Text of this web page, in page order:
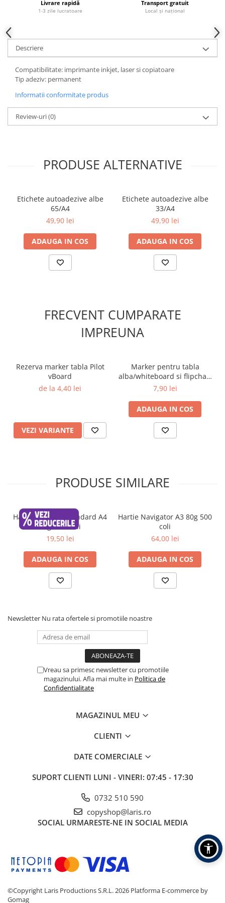
Livrare rapidă
1-3 zile lucratoare
Transport gratuit
Local și național
Descriere
Compatibilitate: imprimante inkjet, laser si copiatoare
Tip adeziv: permanent
Informatii conformitate produs
Review-uri(0)
PRODUSE ALTERNATIVE
Etichete autoadezive albe
65/A4
49,90 lei
ADAUGA IN COS
Etichete autoadezive albe
33/A4
49,90 lei
ADAUGA IN COS
FRECVENT CUMPARATE
IMPREUNA
Rezerva marker tabla Pilot
vBoard
de la 4,40 lei
VEZI VARIANTE
Marker pentru tabla
alba/whiteboard si flipchart
vBoard Pilot verde
7,90 lei
ADAUGA IN COS
PRODUSE SIMILARE
Hartie Maestro Standard A4
80g, 500 coli
19,50 lei
ADAUGA IN COS
Hartie Navigator A3 80g 500
coli
64,00 lei
ADAUGA IN COS
Newsletter Nu rata ofertele si promotiile noastre
Vreau sa primesc newsletter cu promotiile
magazinului. Afla mai multe in Politica de
Confidentialitate
MAGAZINUL MEU
CLIENTI
DATE COMERCIALE
SUPORT CLIENTI LUNI - VINERI: 07:45 - 17:30
0732 510 590
copyshop@laris.ro
SOCIAL URMARESTE-NE IN SOCIAL MEDIA
©Copyright Laris Productions S.R.L. 2026 Platforma E-commerce by
Gomag